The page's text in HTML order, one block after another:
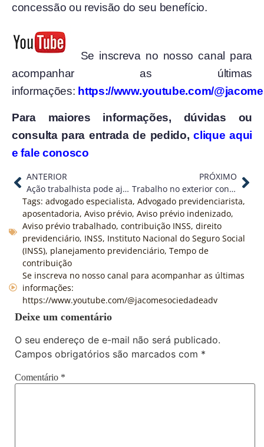
concessão ou revisão do seu benefício.
Se inscreva no nosso canal para
acompanhar as últimas
informações: https://www.youtube.com/
Para maiores informações, dúvidas ou
consulta para entrada de pedido, clique aqui
e fale conosco
ANTERIOR
Ação trabalhista pode ajudar na sua aposentadoria!
PRÓXIMO
Trabalho no exterior conta para aposentaria no Brasil?
Tags: advogado especialista, Advogado previdenciarista,
aposentadoria, Aviso prévio, Aviso prévio indenizado,
Aviso prévio trabalhado, contribuição INSS, direito
previdenciário, INSS, Instituto Nacional do Seguro Social
(INSS), planejamento previdenciário, Tempo de
contribuição
Se inscreva no nosso canal para acompanhar as últimas
informações:
https://www.youtube.com/@jacomesociedadeadv
Deixe um comentário
O seu endereço de e-mail não será publicado.
Campos obrigatórios são marcados com *
Comentário *